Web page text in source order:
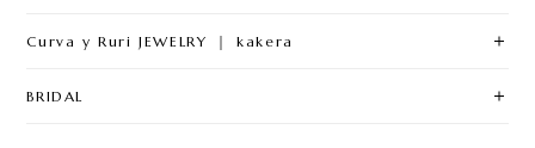
Curva y Ruri JEWELRY ｜ kakera
BRIDAL